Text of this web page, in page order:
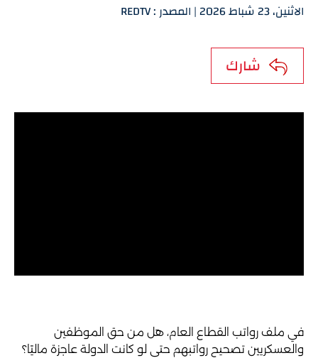
الاثنين، 23 شباط 2026 | المصدر : REDTV
شارك
في ملف رواتب القطاع العام، هل من حق الموظفين
والعسكريين تصحيح رواتبهم حتى لو كانت الدولة عاجزة ماليًا؟